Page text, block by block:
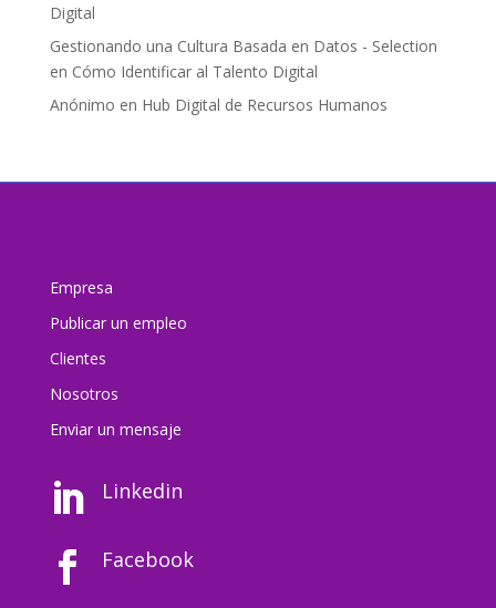
Digital
Gestionando una Cultura Basada en Datos - Selection
en Cómo Identificar al Talento Digital
Anónimo en Hub Digital de Recursos Humanos
Empresa
Publicar un empleo
Clientes
Nosotros
Enviar un mensaje
 Linkedin
 Facebook